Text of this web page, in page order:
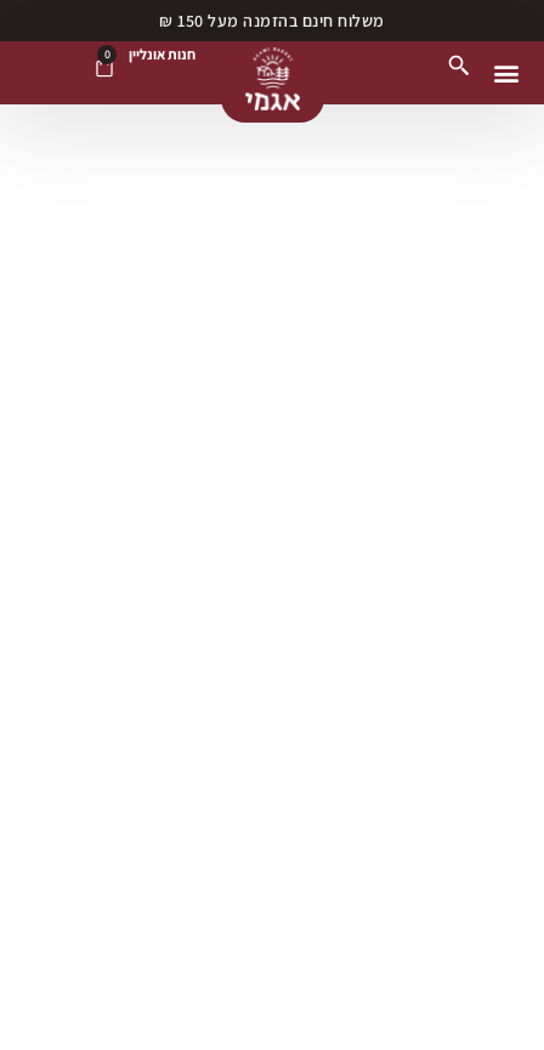
משלוח חינם בהזמנה מעל 150 ₪
חנות אונליין 0